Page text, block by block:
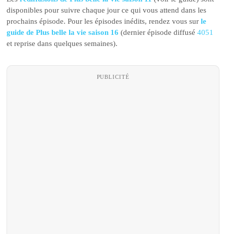
disponibles pour suivre chaque jour ce qui vous attend dans les
prochains épisode. Pour les épisodes inédits, rendez vous surle
guide de Plus belle la vie saison 16 (dernier épisode diffusé4051
et reprise dans quelques semaines).
PUBLICITÉ